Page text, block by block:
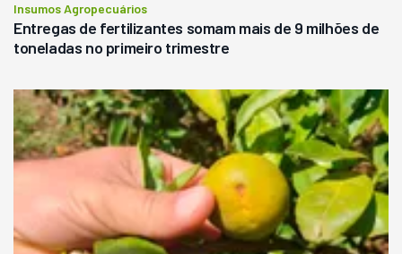
Insumos Agropecuários
Entregas de fertilizantes somam mais de 9 milhões de
toneladas no primeiro trimestre